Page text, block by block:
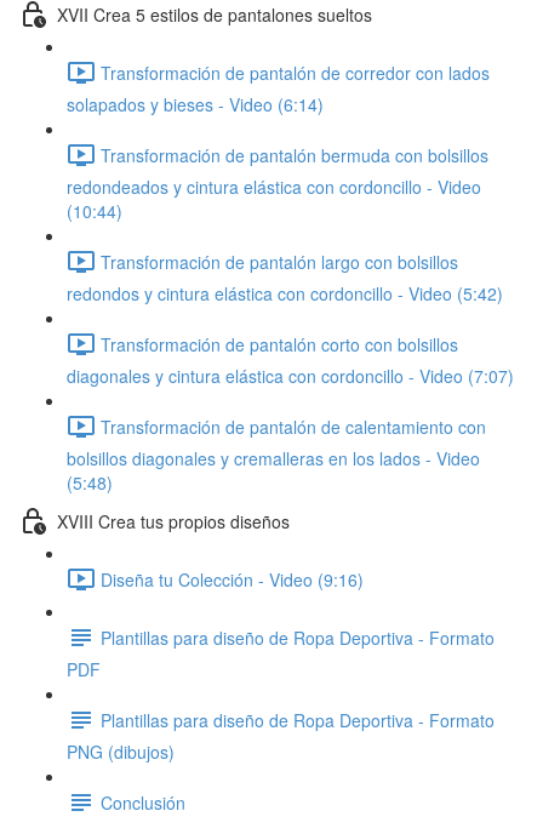
XVII Crea 5 estilos de pantalones sueltos
Transformación de pantalón de corredor con lados
solapados y bieses - Video (6:14)
Transformación de pantalón bermuda con bolsillos
redondeados y cintura elástica con cordoncillo - Video
(10:44)
Transformación de pantalón largo con bolsillos
redondos y cintura elástica con cordoncillo - Video (5:42)
Transformación de pantalón corto con bolsillos
diagonales y cintura elástica con cordoncillo - Video (7:07)
Transformación de pantalón de calentamiento con
bolsillos diagonales y cremalleras en los lados - Video
(5:48)
XVIII Crea tus propios diseños
Diseña tu Colección - Video (9:16)
Plantillas para diseño de Ropa Deportiva - Formato
PDF
Plantillas para diseño de Ropa Deportiva - Formato
PNG (dibujos)
Conclusión